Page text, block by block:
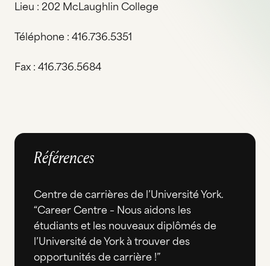
Lieu : 202 McLaughlin College
Téléphone : 416.736.5351
Fax : 416.736.5684
Références
Centre de carrières de l’Université York.
“Career Centre – Nous aidons les
étudiants et les nouveaux diplômés de
l’Université de York à trouver des
opportunités de carrière !”